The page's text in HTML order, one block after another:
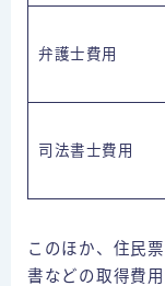
弁護士費用
司法書士費用
このほか、住民
書などの取得費